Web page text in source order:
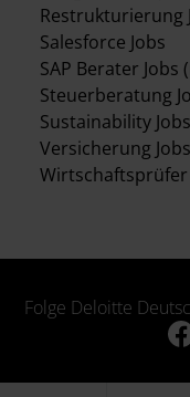
Restrukturierung
Salesforce Jobs
SAP Berater Jobs
Steuerberatung
Sustainability Jobs
Versicherung Jobs
Wirtschaftsprüfer
Folge Deloitte